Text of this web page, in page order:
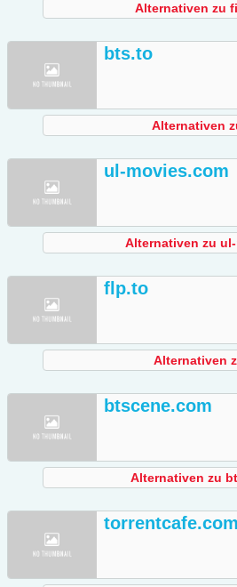
Alternativen zu
bts.to
Alternativen
ul-movies.com
Alternativen zu
flp.to
Alternativen
btscene.com
Alternativen zu
torrentcafe.com